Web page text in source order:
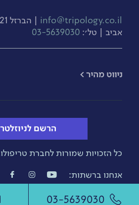
info@tripology.co.il
אביב | טל׳: 03-5639030
​ניווט מהיר >
הרשם לניוזלטר
כל הזכויות שמורות לחברת טריפולוג׳י
אנחנו ברשתות:
03-5639030